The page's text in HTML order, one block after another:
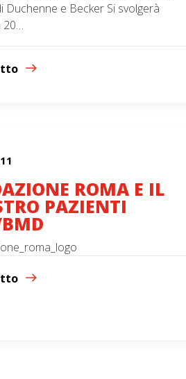
Duchenne e Becker Si svolgerà
20…
ROMA E IL
PAZIENTI